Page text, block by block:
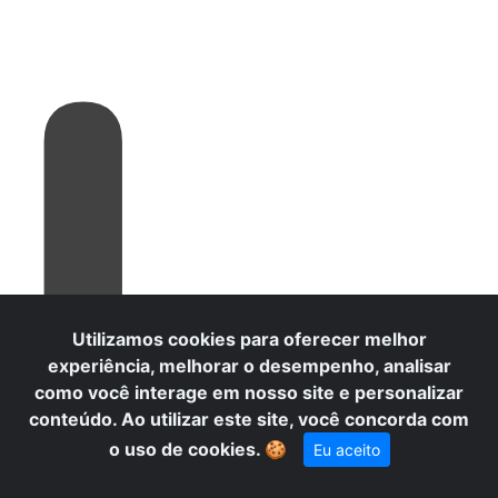
L
Utilizamos cookies para oferecer melhor
experiência, melhorar o desempenho, analisar
como você interage em nosso site e personalizar
conteúdo. Ao utilizar este site, você concorda com
o uso de cookies. 🍪 Eu aceito